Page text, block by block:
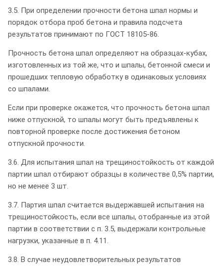
3.5. При определении прочности бетона шпал нормы и
порядок отбора проб бетона и правила подсчета
результатов принимают по ГОСТ 18105-86.
Прочность бетона шпал определяют на образцах-кубах,
изготовленных из той же, что и шпалы, бетонной смеси и
прошедших тепловую обработку в одинаковых условиях
со шпалами.
Если при проверке окажется, что прочность бетона шпал
ниже отпускной, то шпалы могут быть предъявлены к
повторной проверке после достижения бетоном
отпускной прочности.
3.6. Для испытания шпал на трещиностойкость от каждой
партии шпал отбирают образцы в количестве 0,5% партии,
но не менее 3 шт.
3.7. Партия шпал считается выдержавшей испытания на
трещиностойкость, если все шпалы, отобранные из этой
партии в соответствии с п. 3.5, выдержали контрольные
нагрузки, указанные в п. 4.11.
3.8. В случае неудовлетворительных результатов